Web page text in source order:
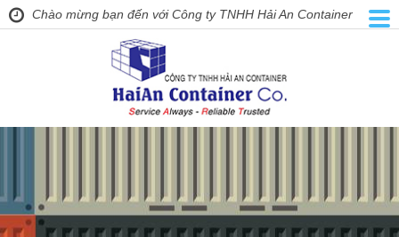
Chào mừng bạn đến với Công ty TNHH Hải An Container